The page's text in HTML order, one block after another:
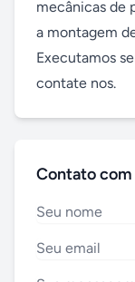
mecânicas de
a montagem
Executamos
contate nos.
Contato